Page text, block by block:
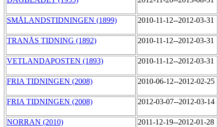
SMÅLANDSTIDNINGEN (1899) 2010-11-12--2012-03-31
TRANÅS TIDNING (1892) 2010-11-12--2012-03-31
VETLANDAPOSTEN (1893) 2010-11-12--2012-03-31
FRIA TIDNINGEN (2008) 2010-06-12--2012-02-25
FRIA TIDNINGEN (2008) 2012-03-07--2012-03-14
NORRAN (2010) 2011-12-19--2012-01-28